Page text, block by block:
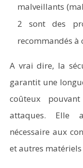
malveillants
2 sont des
recommandés à
A vrai dire, la
garantit une
coûteux
attaques. Elle
nécessaire aux
et autres matériels